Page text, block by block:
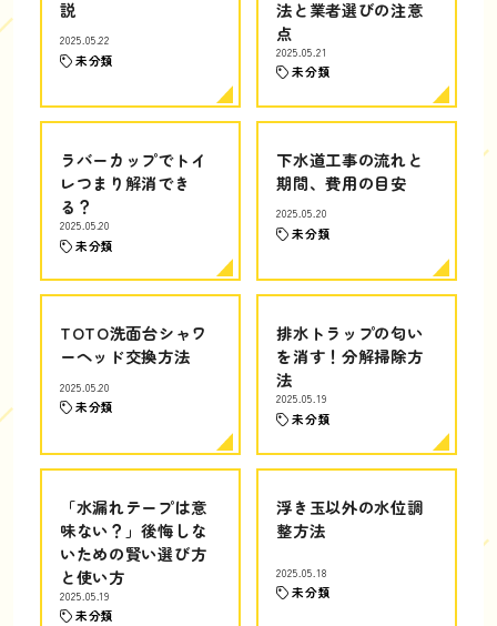
説
2025.05.22
未分類
法と業者選びの注意
点
2025.05.21
未分類
ラバーカップでトイ
レつまり解消でき
る？
2025.05.20
未分類
下水道工事の流れと
期間、費用の目安
2025.05.20
未分類
TOTO洗面台シャワ
ーヘッド交換方法
2025.05.20
未分類
排水トラップの匂い
を消す！分解掃除方
法
2025.05.19
未分類
「水漏れテープは意
味ない？」後悔しな
いための賢い選び方
と使い方
2025.05.19
未分類
浮き玉以外の水位調
整方法
2025.05.18
未分類